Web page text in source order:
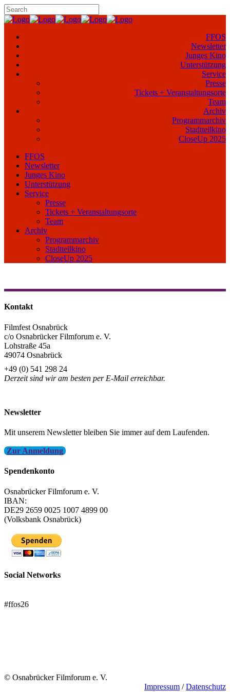
FFOS
Newsletter
Junges Kino
Unterstützung
Service
Presse
Tickets + Veranstaltungsorte
Team
Archiv
Programmarchiv
Stadtteilkino
CloseUp 2025
FFOS
Newsletter
Junges Kino
Unterstützung
Service
Presse
Tickets + Veranstaltungsorte
Team
Archiv
Programmarchiv
Stadtteilkino
CloseUp 2025
Kontakt
Filmfest Osnabrück
c/o Osnabrücker Filmforum e. V.
Lohstraße 45a
49074 Osnabrück
+49 (0) 541 298 24
Derzeit sind wir am besten per E-Mail erreichbar.
Newsletter
Mit unserem Newsletter bleiben Sie immer auf dem Laufenden.
Zur Anmeldung
Spendenkonto
Osnabrücker Filmforum e. V.
IBAN:
DE29 2659 0025 1007 4899 00
(Volksbank Osnabrück)
Social Networks
#ffos26
© Osnabrücker Filmforum e. V.
Impressum /Datenschutz